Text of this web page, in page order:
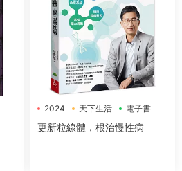
2024 天下生活 電子書
更新粒線體，根治慢性病